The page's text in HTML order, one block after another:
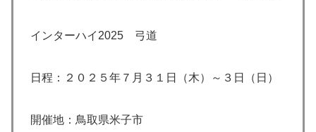
インターハイ2025 弓道
日程：２０２５年７月３１日（木）～３日（日）
開催地：鳥取県米子市